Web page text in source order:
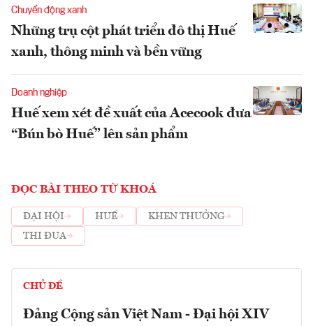
Chuyển động xanh
Những trụ cột phát triển đô thị Huế
xanh, thông minh và bền vững
Doanh nghiệp
Huế xem xét đề xuất của Acecook đưa
“Bún bò Huế” lên sản phẩm
ĐỌC BÀI THEO TỪ KHOÁ
ĐẠI HỘI HUẾ
KHEN THƯỞNG
THI ĐUA
CHỦ ĐỀ
Đảng Cộng sản Việt Nam - Đại hội XIV